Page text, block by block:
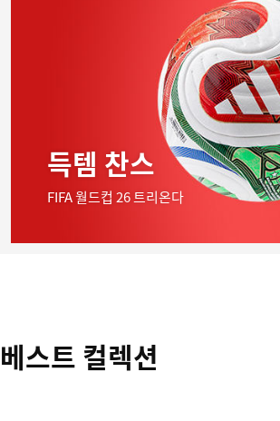
득템 찬스
FIFA 월드컵 26 트리온다
베스트 컬렉션